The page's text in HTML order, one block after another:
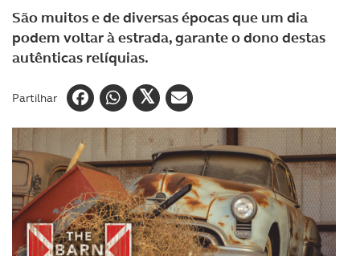
São muitos e de diversas épocas que um dia
podem voltar à estrada, garante o dono destas
autênticas relíquias.
Partilhar